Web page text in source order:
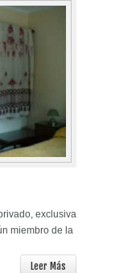
exclusiva
miembro de la
Leer Más